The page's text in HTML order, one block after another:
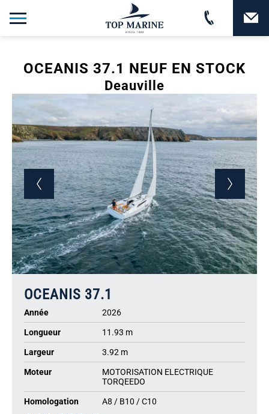
OCEANIS 37.1 NEUF EN STOCK
Deauville
OCEANIS 37.1
Année 2026
Longueur 11.93 m
Largeur 3.92 m
Moteur
MOTORISATION ELECTRIQUE
TORQEEDO
Homologation A8 / B10 / C10